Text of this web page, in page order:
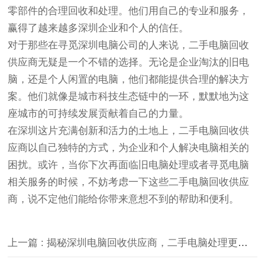
零部件的合理回收和处理。他们用自己的专业和服务，
赢得了越来越多深圳企业和个人的信任。
对于那些在寻觅深圳电脑公司的人来说，二手电脑回收
供应商无疑是一个不错的选择。无论是企业淘汰的旧电
脑，还是个人闲置的电脑，他们都能提供合理的解决方
案。他们就像是城市科技生态链中的一环，默默地为这
座城市的可持续发展贡献着自己的力量。
在深圳这片充满创新和活力的土地上，二手电脑回收供
应商以自己独特的方式，为企业和个人解决电脑相关的
困扰。或许，当你下次再面临旧电脑处理或者寻觅电脑
相关服务的时候，不妨考虑一下这些二手电脑回收供应
商，说不定他们能给你带来意想不到的帮助和便利。
上一篇 : 揭秘深圳电脑回收供应商，二手电脑处理更轻松